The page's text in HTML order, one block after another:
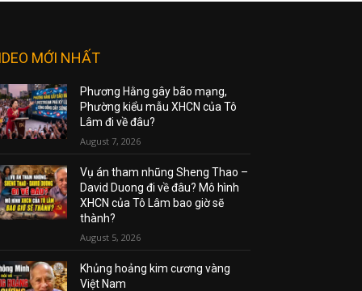
MỚI NHẤT
Phương Hằng gây bão mạng,
Phường kiểu mẫu XHCN của Tô
Lâm đi về đâu?
August 7, 2026
Vụ án tham nhũng Sheng Thao –
David Duong đi về đâu? Mô hình
XHCN của Tô Lâm bao giờ sẽ
thành?
August 5, 2026
Khủng hoảng kim cương vàng
Việt Nam